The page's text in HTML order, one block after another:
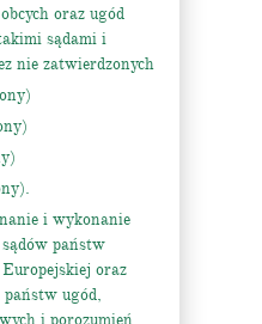
oraz ugód
sądami i
nie zatwierdzonych
i wykonanie
państw
oraz
państw ugód,
i porozumień